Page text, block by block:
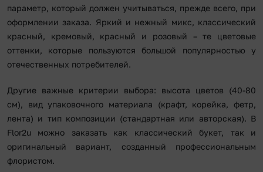
параметр, который должен учитываться, прежде всего, при
оформлении заказа. Яркий и нежный микс, классический
красный, кремовый, красный и розовый – те цветовые
оттенки, которые пользуются большой популярностью у
отечественных потребителей.
Другие важные критерии выбора: высота цветов (40-80
см), вид упаковочного материала (крафт, корейка, фетр,
лента) и тип композиции (стандартная или авторская). В
Flor2u можно заказать как классический букет, так и
оригинальный вариант, созданный профессиональным
флористом.